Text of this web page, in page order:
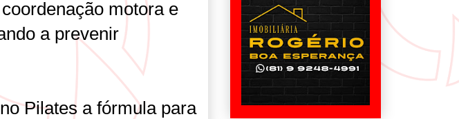
motora e
a prevenir
Pilates a fórmula para